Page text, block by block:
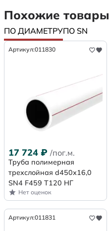
Похожие товары
ПО ДИАМЕТРУПО SN
Артикул:011830
17 724 ₽ /пог.м.
Труба полимерная
трехслойная d450х16,0
SN4 F459 Т120 НГ
Нет оценок
Артикул:011831